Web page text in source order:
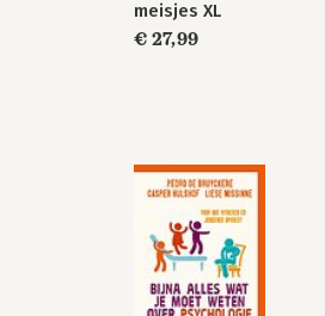
Onderwijs voorbij
de oneliners
meisjes XL
€ 27,99